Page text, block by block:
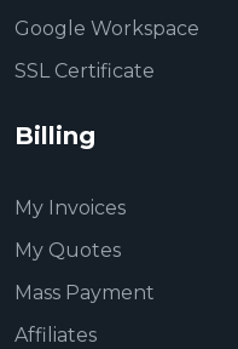
Google Workspace
SSL Certificate
Billing
My Invoices
My Quotes
Mass Payment
Affiliates